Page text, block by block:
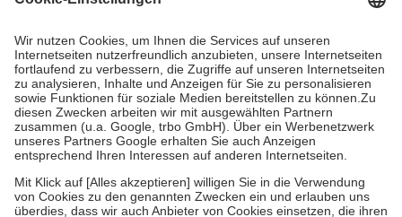
Kosten dafür, der Versicherte trägt einen Teil davon als Zuzahlung
Grundsätzlich leisten Mitglieder Zuzahlungen in Höhe von zehn
Prozent des Abgabepreises,mindestens jedochfünf Euround
höchstens zehn Euro.Es sind jedoch nie mehr als die tatsächlichen
Kosten der Leistung zu entrichten.
Diese Regeln gelten grundsätzlich auch für Online-Apotheken.
Bei Heilmitteln und häuslicher Krankenpflege beträgt die
Zuzahlung zehn Prozent der Kosten sowie zehn Euro je
Verordnung.
Um das Engagement der Versicherten für ihre eigene Gesundheit zu